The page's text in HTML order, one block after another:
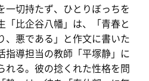
一切持たず、ひとりぼっちを
「比企谷八幡」は、「青春と
、悪である」と作文に書いた
指導担当の教師「平塚静」に
れる。彼の捻くれた性格を問